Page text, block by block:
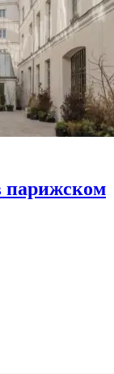
парижском